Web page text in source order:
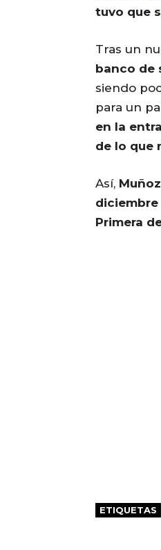
tuvo que
Tras un
banco de
siendo
para un
en la
de lo que
Así,
Primera
ETIQUETAS